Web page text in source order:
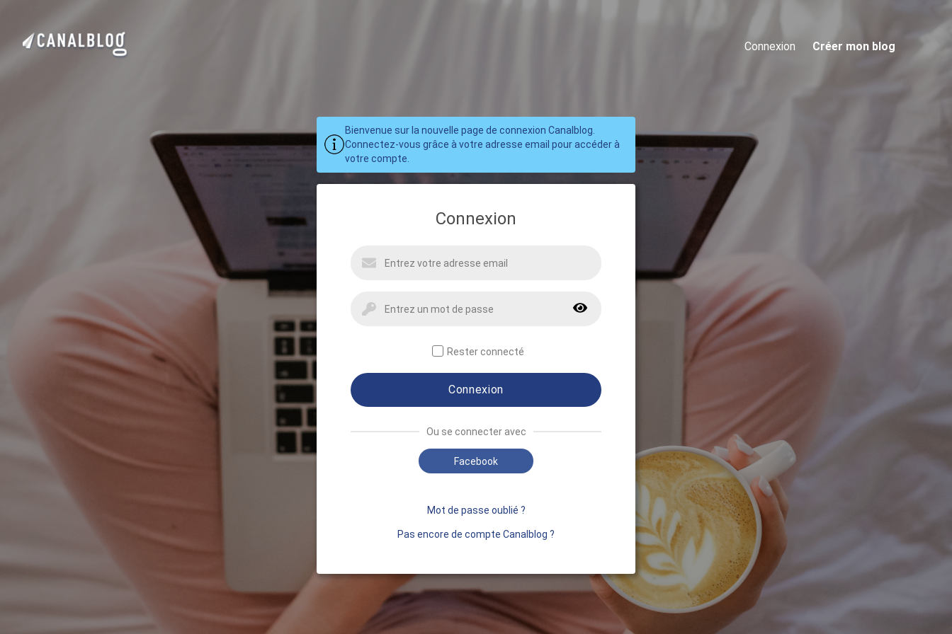
Connexion Créer mon blog
Bienvenue sur la nouvelle page de connexion Canalblog.
Connectez-vous grâce à votre adresse email pour accéder à
votre compte.
Connexion
Rester connecté
Connexion
Ou se connecter avec
Facebook
Mot de passe oublié ?
Pas encore de compte Canalblog ?